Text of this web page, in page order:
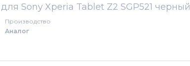
Sony Xperia Tablet Z2 SGP521 черный
Производство
Аналог